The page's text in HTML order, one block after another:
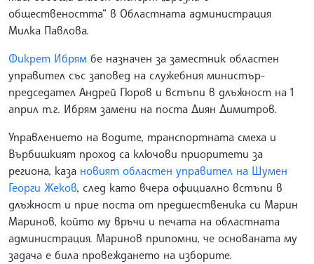
обществеността“ в Областната администрация
Милка Павлова.
Фикрет Ибрям бе назначен за заместник областен
управител със заповед на служебния министър-
председател Андрей Гюров и встъпи в длъжност на 1
април т.г. Ибрям замени на поста Диян Димитров.
Управлението на водите, транспортната смеха и
Върбишкият проход са ключови приоритети за
региона, каза новият областен управител на Шумен
Георги Жеков, след като вчера официално встъпи в
длъжност и прие поста от предшественика си Марин
Маринов, който му връчи и печата на областната
администрация. Маринов припомни, че основаната му
задача е била провеждането на изборите.